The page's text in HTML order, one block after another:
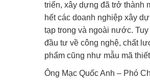
triển, xây dựng đã trở thành
hết các doanh nghiệp xây
tạp trong và ngoài nước.
đầu tư về công nghệ, chất
phẩm cũng như mẫu mã
Ông Mạc Quốc Anh – Phó